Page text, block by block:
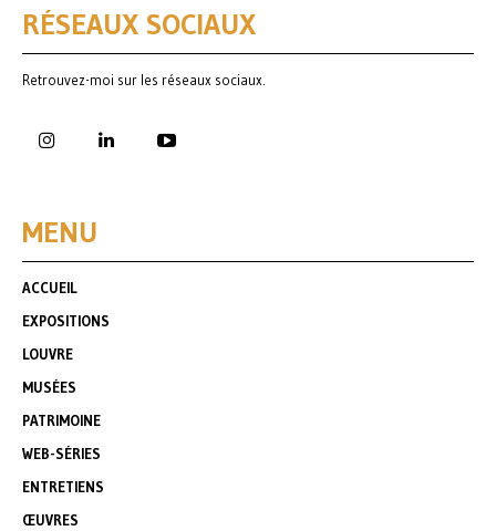
RÉSEAUX SOCIAUX
Retrouvez-moi sur les réseaux sociaux.
MENU
ACCUEIL
EXPOSITIONS
LOUVRE
MUSÉES
PATRIMOINE
WEB-SÉRIES
ENTRETIENS
ŒUVRES